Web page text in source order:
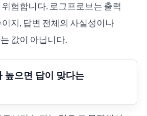
험합니다. 로그프로브는 출력
지, 답변 전체의 사실성이나
값이 아닙니다.
높으면 답이 맞다는